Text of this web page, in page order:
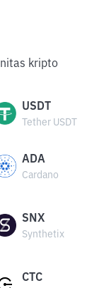
kripto
USDT
Tether USDT
ADA
Cardano
SNX
Synthetix
CTC